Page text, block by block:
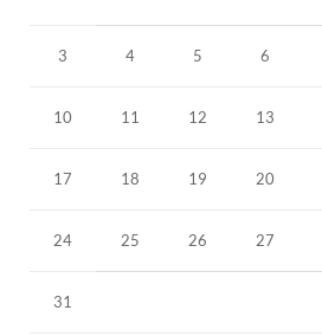
3 4 5 6
10 11 12 13
17 18 19 20
24 25 26 27
31